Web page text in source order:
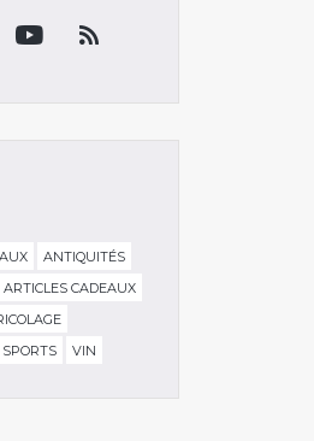
ANTIQUITÉS
ARTICLES CADEAUX
SPORTS VIN